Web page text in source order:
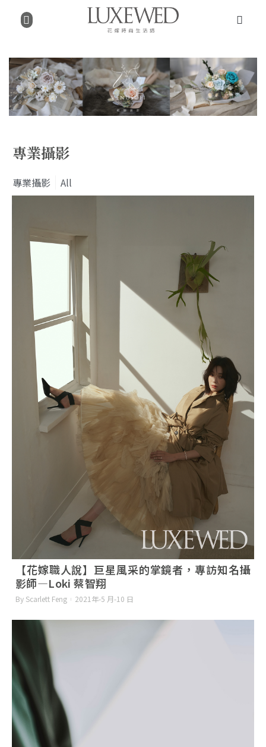
專業攝影
專業攝影 All
【花嫁職人說】巨星風采的掌鏡者，專訪知名攝
影師—Loki 蔡智翔
By Scarlett Feng 2021年-5 月-10 日